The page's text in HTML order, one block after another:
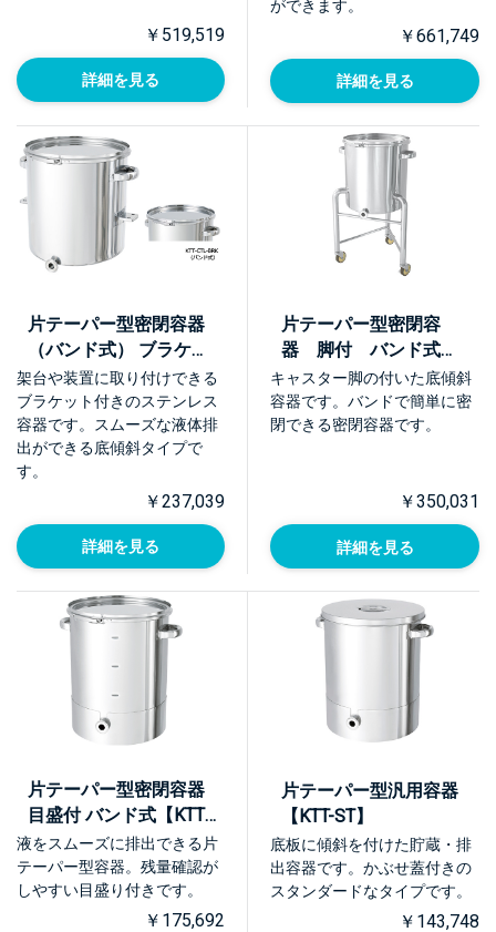
￥519,519
詳細を見る
ができます。
￥661,749
詳細を見る
片テーパー型密閉容器
（バンド式） ブラケッ
ト付【KTT-CTL-BRK】
架台や装置に取り付けできる
ブラケット付きのステンレス
容器です。スムーズな液体排
出ができる底傾斜タイプで
す。
￥237,039
詳細を見る
片テーパー型密閉容
器 脚付 バンド式
【KTT-CTL-L】
キャスター脚の付いた底傾斜
容器です。バンドで簡単に密
閉できる密閉容器です。
￥350,031
詳細を見る
片テーパー型密閉容器
目盛付 バンド式【KTT-
CTL-M】
液をスムーズに排出できる片
テーパー型容器。残量確認が
しやすい目盛り付きです。
￥175,692
片テーパー型汎用容器
【KTT-ST】
底板に傾斜を付けた貯蔵・排
出容器です。かぶせ蓋付きの
スタンダードなタイプです。
￥143,748